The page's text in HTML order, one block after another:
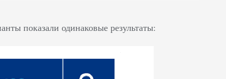
показали одинаковые результаты: